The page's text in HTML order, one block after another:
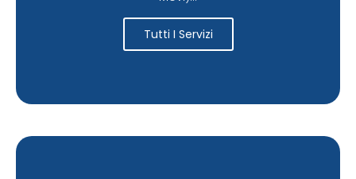
Tutti I Servizi